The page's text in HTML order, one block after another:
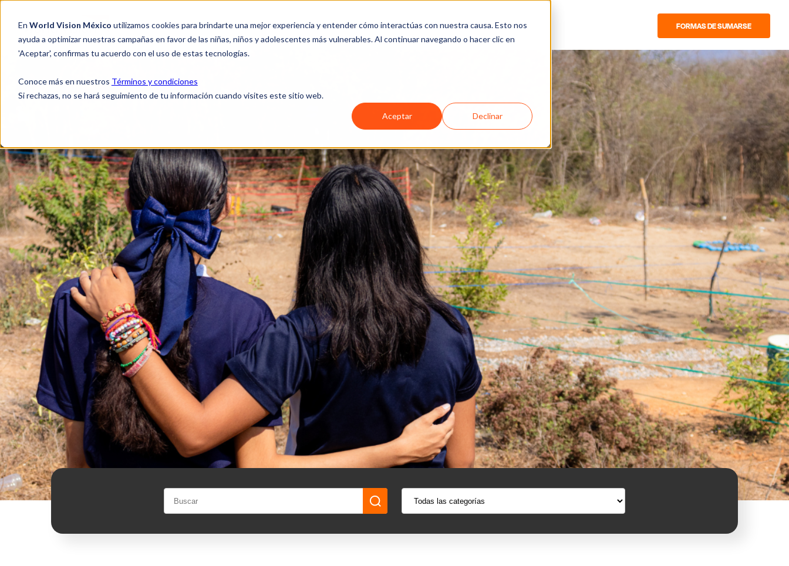
En World Vision México utilizamos cookies para brindarte una mejor experiencia y entender cómo interactúas con nuestra causa. Esto nos
ayuda a optimizar nuestras campañas en favor de las niñas, niños y adolescentes más vulnerables. Al continuar navegando o hacer clic en
'Aceptar', confirmas tu acuerdo con el uso de estas tecnologías.
Conoce más en nuestros Términos y condiciones
Si rechazas, no se hará seguimiento de tu información cuando visites este sitio web.
Aceptar Declinar
NOSOTROS QUÉ HACEMOS FORMAS DE APOYAR MEDIOS FORMAS DE SUMARSE